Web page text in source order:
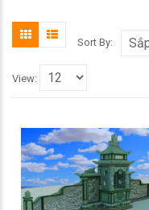
Sort By:
View: